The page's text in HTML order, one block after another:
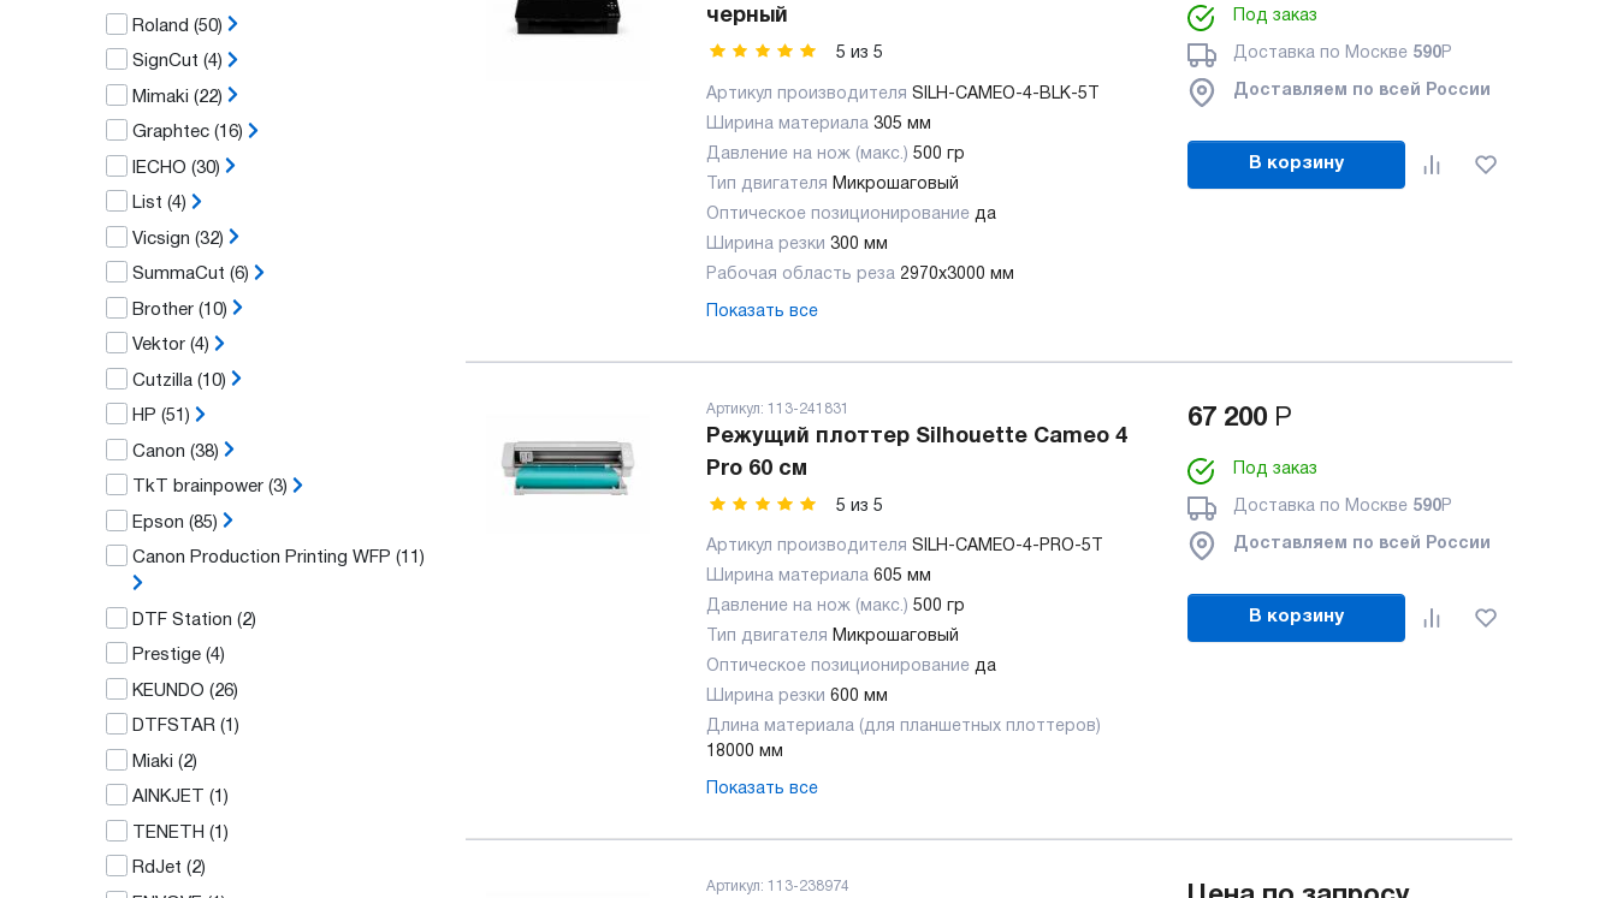
Roland (50)
SignCut (4)
Mimaki (22)
Graphtec (16)
IECHO (30)
List (4)
Vicsign (32)
SummaCut (6)
Brother (10)
Vektor (4)
Cutzilla (10)
HP (51)
Canon (38)
TkT brainpower (3)
Epson (85)
Canon Production Printing WFP (11)
DTF Station (2)
Prestige (4)
KEUNDO (26)
DTFSTAR (1)
Miaki (2)
AINKJET (1)
TENETH (1)
RdJet (2)
черный
5 из 5
Артикул производителя SILH-CAMEO-4-BLK-5T
Ширина материала 305 мм
Давление на нож (макс.) 500 гр
Тип двигателя Микрошаговый
Оптическое позиционирование да
Ширина резки 300 мм
Рабочая область реза 2970x3000 мм
Показать все
Под заказ
Доставка по Москве 590Р
Доставляем по всей России
В корзину
Артикул: 113-241831
Режущий плоттер Silhouette Cameo 4
Pro 60 см
5 из 5
Артикул производителя SILH-CAMEO-4-PRO-5T
Ширина материала 605 мм
Давление на нож (макс.) 500 гр
Тип двигателя
Микрошаговый
Оптическое позиционирование да
Ширина резки 600 мм
Длина материала (для планшетных плоттеров)
18000 мм
Показать все
67 200 Р
Под заказ
Доставка по Москве 590Р
Доставляем по всей России
В корзину
Артикул: 113-238974